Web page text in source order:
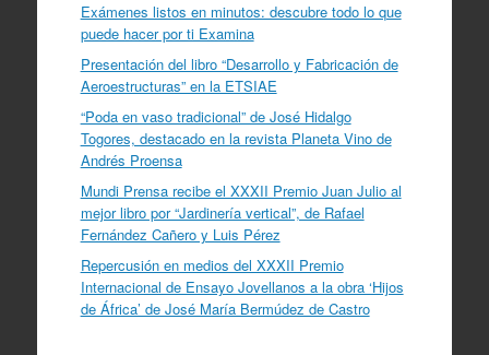
Exámenes listos en minutos: descubre todo lo que
puede hacer por ti Examina
Presentación del libro “Desarrollo y Fabricación de
Aeroestructuras” en la ETSIAE
“Poda en vaso tradicional” de José Hidalgo
Togores, destacado en la revista Planeta Vino de
Andrés Proensa
Mundi Prensa recibe el XXXII Premio Juan Julio al
mejor libro por “Jardinería vertical”, de Rafael
Fernández Cañero y Luis Pérez
Repercusión en medios del XXXII Premio
Internacional de Ensayo Jovellanos a la obra ‘Hijos
de África’ de José María Bermúdez de Castro